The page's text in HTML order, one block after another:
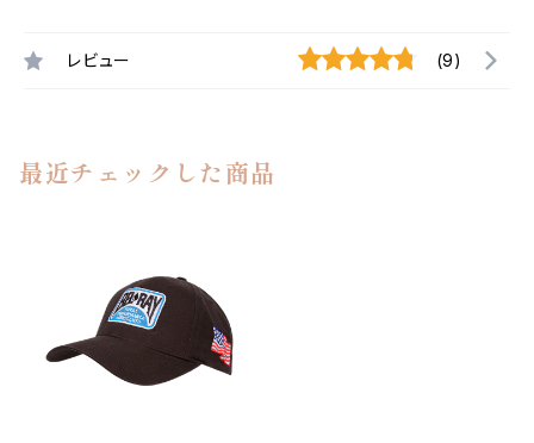
レビュー (9)
最近チェックした商品